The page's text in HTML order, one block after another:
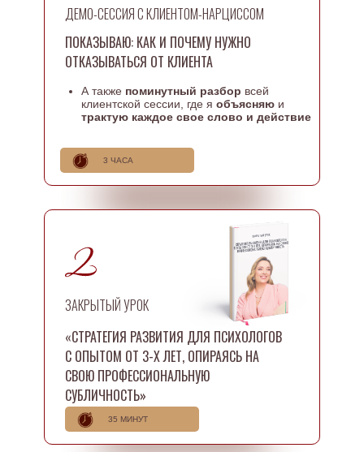
«СЕКРЕТЫ ЧАСТНОЙ ПРАКТИКИ ЕКАТЕРИНЫ МАКАРОВОЙ:
ОТ СТУДЕНТКИ-ЭМИГРАНТКИ ДО ВИЦЕ-ПРЕЗИДЕНТА
ОППЛ»
А также поминутный разбор всей
клиентской сессии, где я объясняю и
трактую каждое свое слово и действие
35 МИНУТ
3 ЧАСА
ПОКАЗЫВАЮ: КАК И ПОЧЕМУ НУЖНО
ОТКАЗЫВАТЬСЯ ОТ КЛИЕНТА
«СТРАТЕГИЯ РАЗВИТИЯ ДЛЯ ПСИХОЛОГОВ
С ОПЫТОМ ОТ 3-Х ЛЕТ, ОПИРАЯСЬ НА
СВОЮ ПРОФЕССИОНАЛЬНУЮ
СУБЛИЧНОСТЬ»
ЗАКРЫТЫЙ УРОК
ДЕМО-СЕССИЯ С КЛИЕНТОМ-НАРЦИССОМ